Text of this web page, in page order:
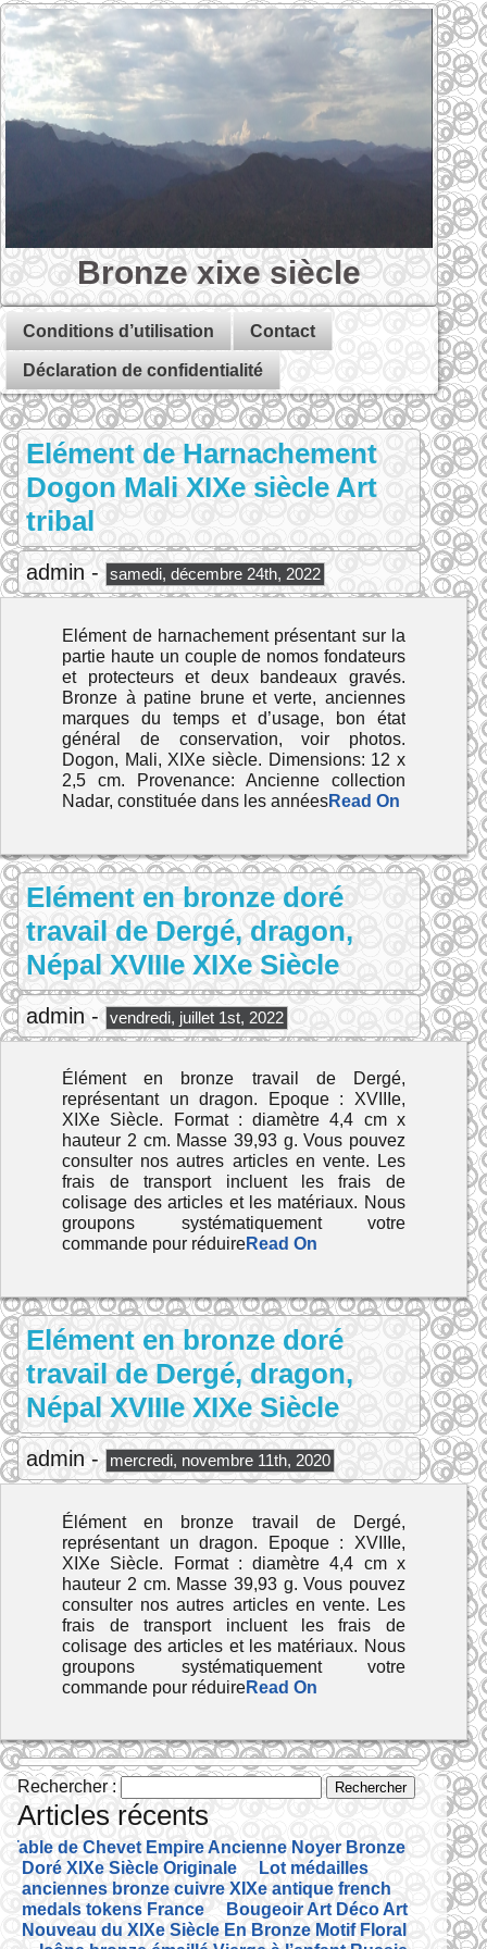
Bronze xixe siècle
Conditions d’utilisation Contact
Déclaration de confidentialité
Elément de Harnachement
Dogon Mali XIXe siècle Art
tribal
admin - samedi, décembre 24th, 2022
Elément de harnachement présentant sur la
partie haute un couple de nomos fondateurs
et protecteurs et deux bandeaux gravés.
Bronze à patine brune et verte, anciennes
marques du temps et d’usage, bon état
général de conservation, voir photos.
Dogon, Mali, XIXe siècle. Dimensions: 12 x
2,5 cm. Provenance: Ancienne collection
Nadar, constituée dans les annéesRead On
Elément en bronze doré
travail de Dergé, dragon,
Népal XVIIIe XIXe Siècle
admin - vendredi, juillet 1st, 2022
Élément en bronze travail de Dergé,
représentant un dragon. Epoque : XVIIIe,
XIXe Siècle. Format : diamètre 4,4 cm x
hauteur 2 cm. Masse 39,93 g. Vous pouvez
consulter nos autres articles en vente. Les
frais de transport incluent les frais de
colisage des articles et les matériaux. Nous
groupons systématiquement votre
commande pour réduireRead On
Elément en bronze doré
travail de Dergé, dragon,
Népal XVIIIe XIXe Siècle
admin - mercredi, novembre 11th, 2020
Élément en bronze travail de Dergé,
représentant un dragon. Epoque : XVIIIe,
XIXe Siècle. Format : diamètre 4,4 cm x
hauteur 2 cm. Masse 39,93 g. Vous pouvez
consulter nos autres articles en vente. Les
frais de transport incluent les frais de
colisage des articles et les matériaux. Nous
groupons systématiquement votre
commande pour réduireRead On
Rechercher :
Articles récents
Table de Chevet Empire Ancienne Noyer Bronze
Doré XIXe Siècle Originale
Lot médailles
anciennes bronze cuivre XIXe antique french
medals tokens France
Bougeoir Art Déco Art
Nouveau du XIXe Siècle En Bronze Motif Floral